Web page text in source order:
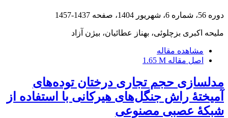
دوره 56، شماره 6، شهریور 1404، صفحه 1437-1457
ملیحه اکبری بزچلوئی، بهناز عطائیان، بیژن آزاد
مشاهده مقاله
اصل مقاله 1.65 M
مدلسازی حجم تجاری درختان توده‌های
آمیختۀ راش جنگل‌های هیرکانی با استفاده از
شبکۀ عصبی مصنوعی